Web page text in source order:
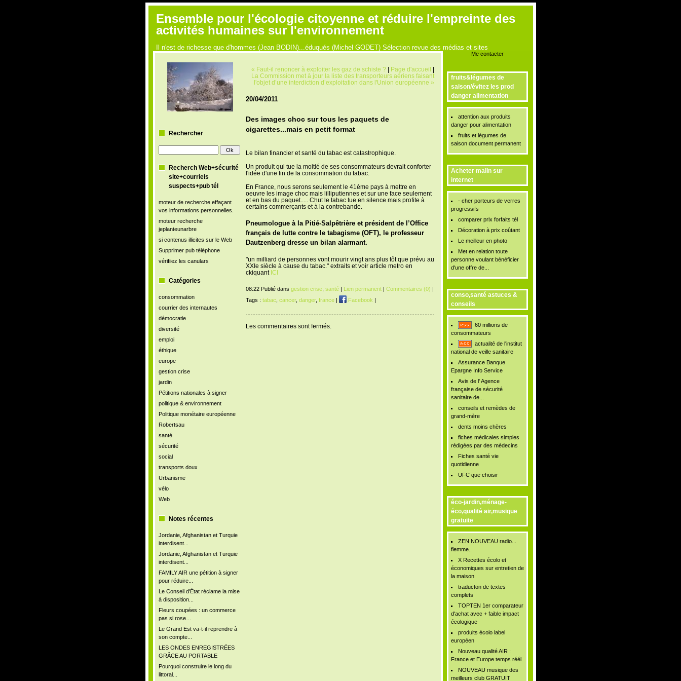
Ensemble pour l'écologie citoyenne et réduire l'empreinte des
activités humaines sur l'environnement
Il n'est de richesse que d'hommes (Jean BODIN)...éduqués (Michel GODET) Sélection revue des médias et sites
Rechercher
Recherch Web+sécurité
site+courriels
suspects+pub tél
moteur de recherche effaçant
vos informations personnelles.
moteur recherche
jeplanteunarbre
si contenus illicites sur le Web
Supprimer pub téléphone
vérifiiez les canulars
Catégories
consommation
courrier des internautes
démocratie
diversité
emploi
éthique
europe
gestion crise
jardin
Pétitions nationales à signer
politique & environnement
Politique monétaire européenne
Robertsau
santé
sécurité
social
transports doux
Urbanisme
vélo
Web
Notes récentes
Jordanie, Afghanistan et Turquie
interdisent...
Jordanie, Afghanistan et Turquie
interdisent...
FAMILY AIR une pétition à signer
pour réduire...
Le Conseil d'État réclame la mise
à disposition...
Fleurs coupées : un commerce
pas si rose…
Le Grand Est va-t-il reprendre à
son compte...
LES ONDES ENREGISTRÉES
GRÂCE AU PORTABLE
Pourquoi construire le long du
littoral...
Me contacter
fruits&légumes de
saison/évitez les prod
danger alimentation
attention aux produits
danger pour alimentation
fruits et légumes de
saison document permanent
Acheter malin sur
internet
- cher porteurs de verres
progressifs
comparer prix forfaits tél
Décoration à prix coûtant
Le meilleur en photo
Met en relation toute
personne voulant bénéficier
d'une offre de...
conso,santé astuces &
conseils
60 millions de
consommateurs
actualité de l'institut
national de veille sanitaire
Assurance Banque
Epargne Info Service
Avis de l' Agence
française de sécurité
sanitaire de...
conseils et remèdes de
grand-mère
dents moins chères
fiches médicales simples
rédigées par des médecins
Fiches santé vie
quotidienne
UFC que choisir
éco-jardin,ménage-
éco,qualité air,musique
gratuite
ZEN NOUVEAU radio...
flemme..
X Recettes écolo et
économiques sur entretien de
la maison
traducton de textes
complets
TOPTEN 1er comparateur
d'achat avec + faible impact
écologique
produits écolo label
européen
Nouveau qualité AIR :
France et Europe temps réél
NOUVEAU musique des
meilleurs club GRATUIT
« Faut-il renoncer à exploiter les gaz de schiste ?| Page d'accueil |
La Commission met à jour la liste des transporteurs aériens faisant
l'objet d’une interdiction d’exploitation dans l'Union européenne »
20/04/2011
Des images choc sur tous les paquets de
cigarettes...mais en petit format
Le bilan financier et santé du tabac est catastrophique.
Un produit qui tue la moitié de ses consommateurs devrait conforter
l'idée d'une fin de la consommation du tabac.
En France, nous serons seulement le 41ème pays à mettre en
oeuvre les image choc mais lilliputiennes et sur une face seulement
et en bas du paquet..... Chut le tabac tue en silence mais profite à
certains commerçants et à la contrebande.
Pneumologue à la Pitié-Salpêtrière et président de l’Office
français de lutte contre le tabagisme (OFT), le professeur
Dautzenberg dresse un bilan alarmant.
"un milliard de personnes vont mourir vingt ans plus tôt que prévu au
XXIe siècle à cause du tabac." extraits et voir article metro en
ckiquant ICI
08:22 Publié dans gestion crise, santé| Lien permanent| Commentaires (0) |
Tags : tabac cancer, danger, france| Facebook |
Les commentaires sont fermés.